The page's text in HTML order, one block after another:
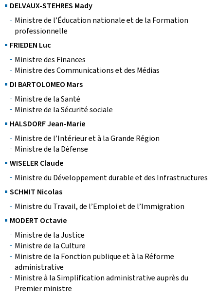
DELVAUX-STEHRES Mady
Ministre de l’Éducation nationale et de la Formation
professionnelle
FRIEDEN Luc
Ministre des Finances
Ministre des Communications et des Médias
DI BARTOLOMEO Mars
Ministre de la Santé
Ministre de la Sécurité sociale
HALSDORF Jean-Marie
Ministre de l’Intérieur et à la Grande Région
Ministre de la Défense
WISELER Claude
Ministre du Développement durable et des Infrastructures
SCHMIT Nicolas
Ministre du Travail, de l’Emploi et de l’Immigration
MODERT Octavie
Ministre de la Justice
Ministre de la Culture
Ministre de la Fonction publique et à la Réforme
administrative
Ministre à la Simplification administrative auprès du
Premier ministre